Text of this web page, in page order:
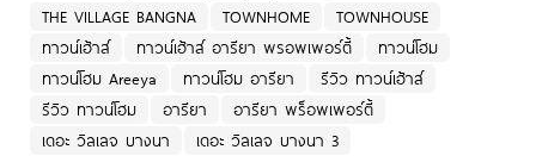
THE VILLAGE BANGNA
TOWNHOME
TOWNHOUSE
ทาวน์เฮ้าส์
ทาวน์เฮ้าส์ อารียา พรอพเพอร์ตี้
ทาวน์โฮม
ทาวน์โฮม Areeya
ทาวน์โฮม อารียา
รีวิว ทาวน์เฮ้าส์
รีวิว ทาวน์โฮม
อารียา
อารียา พร็อพเพอร์ตี้
เดอะ วิลเลจ บางนา
เดอะ วิลเลจ บางนา 3